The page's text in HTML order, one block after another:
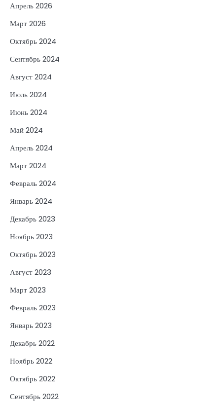
Апрель 2026
Март 2026
Октябрь 2024
Сентябрь 2024
Август 2024
Июль 2024
Июнь 2024
Май 2024
Апрель 2024
Март 2024
Февраль 2024
Январь 2024
Декабрь 2023
Ноябрь 2023
Октябрь 2023
Август 2023
Март 2023
Февраль 2023
Январь 2023
Декабрь 2022
Ноябрь 2022
Октябрь 2022
Сентябрь 2022